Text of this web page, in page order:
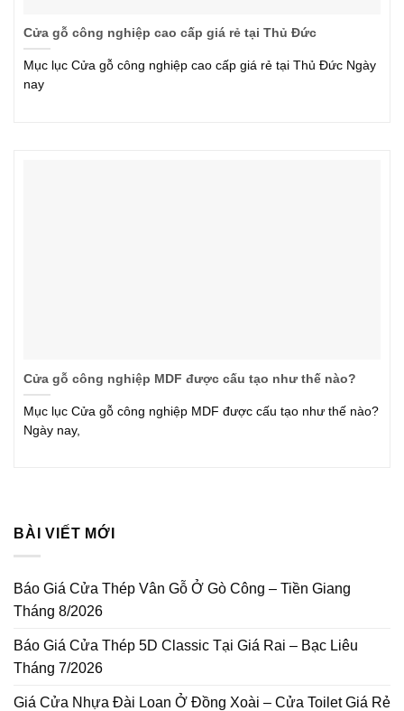
Cửa gỗ công nghiệp cao cấp giá rẻ tại Thủ Đức
Mục lục Cửa gỗ công nghiệp cao cấp giá rẻ tại Thủ Đức Ngày
nay
Cửa gỗ công nghiệp MDF được cấu tạo như thế nào?
Mục lục Cửa gỗ công nghiệp MDF được cấu tạo như thế nào?
Ngày nay,
BÀI VIẾT MỚI
Báo Giá Cửa Thép Vân Gỗ Ở Gò Công – Tiền Giang
Tháng 8/2026
Báo Giá Cửa Thép 5D Classic Tại Giá Rai – Bạc Liêu
Tháng 7/2026
Giá Cửa Nhựa Đài Loan Ở Đồng Xoài – Cửa Toilet Giá Rẻ